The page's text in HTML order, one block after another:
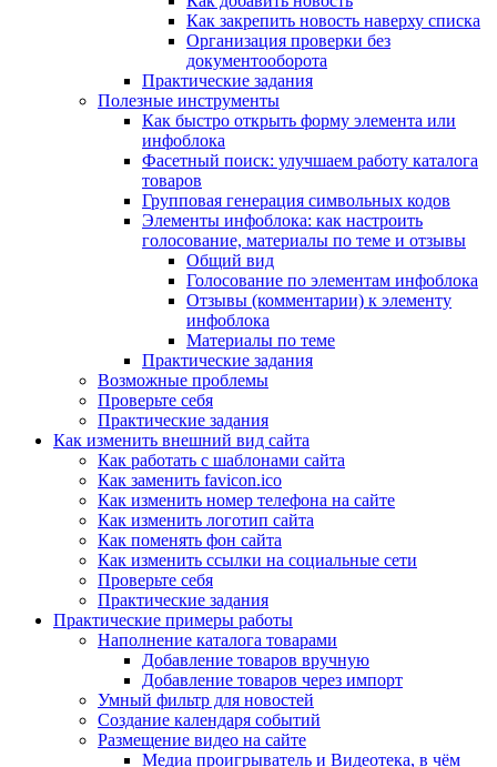
Как закрепить новость наверху списка
Организация проверки без
документооборота
Практические задания
Полезные инструменты
Как быстро открыть форму элемента или
инфоблока
Фасетный поиск: улучшаем работу каталога
товаров
Групповая генерация символьных кодов
Элементы инфоблока: как настроить
голосование, материалы по теме и отзывы
Общий вид
Голосование по элементам инфоблока
Отзывы (комментарии) к элементу
инфоблока
Материалы по теме
Практические задания
Возможные проблемы
Проверьте себя
Практические задания
Как изменить внешний вид сайта
Как работать с шаблонами сайта
Как заменить favicon.ico
Как изменить номер телефона на сайте
Как изменить логотип сайта
Как поменять фон сайта
Как изменить ссылки на социальные сети
Проверьте себя
Практические задания
Практические примеры работы
Наполнение каталога товарами
Добавление товаров вручную
Добавление товаров через импорт
Умный фильтр для новостей
Создание календаря событий
Размещение видео на сайте
Медиа проигрыватель и Видеотека, в чём